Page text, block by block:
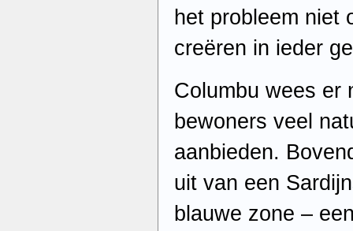
het probleem niet
creëren in ieder
Columbu wees er
bewoners veel
aanbieden.
uit van een
blauwe zone –